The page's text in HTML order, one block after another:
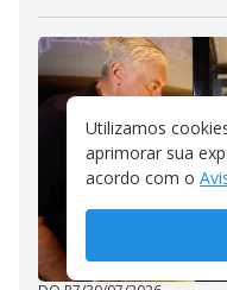
Utilizamos
aprimorar sua
acordo com o